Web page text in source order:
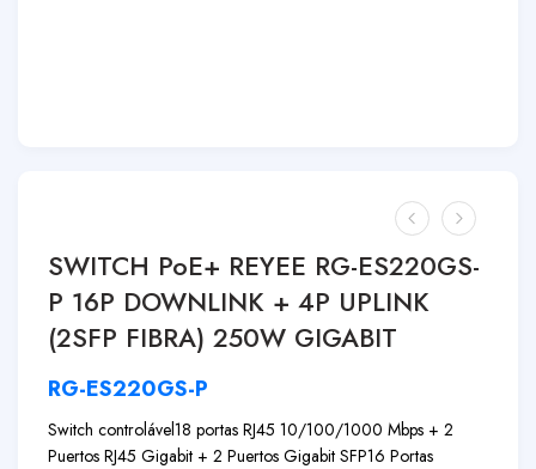
SWITCH PoE+ REYEE RG-ES220GS-
P 16P DOWNLINK + 4P UPLINK
(2SFP FIBRA) 250W GIGABIT
RG-ES220GS-P
Switch controlável18 portas RJ45 10/100/1000 Mbps + 2
Puertos RJ45 Gigabit + 2 Puertos Gigabit SFP16 Portas